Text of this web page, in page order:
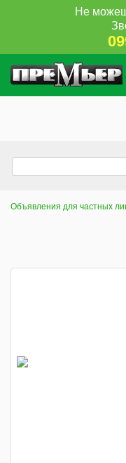
Не
Объявления для частных